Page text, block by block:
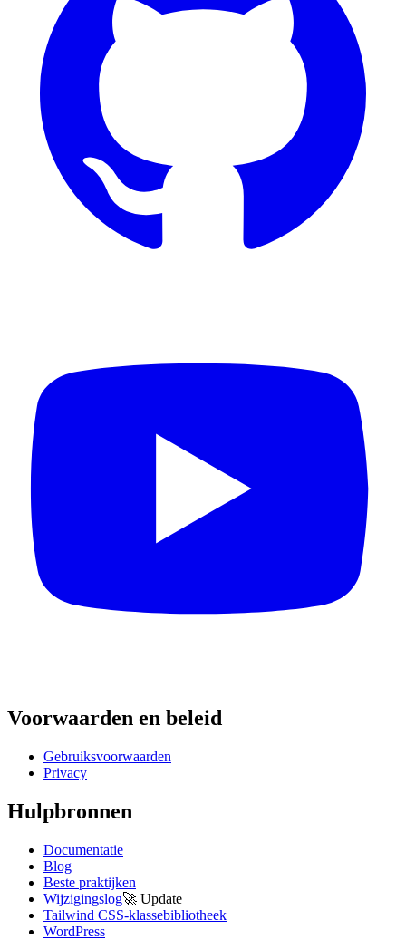
Voorwaarden en beleid
Gebruiksvoorwaarden
Privacy
Hulpbronnen
Documentatie
Blog
Beste praktijken
Wijzigingslog🚀 Update
Tailwind CSS-klassebibliotheek
WordPress